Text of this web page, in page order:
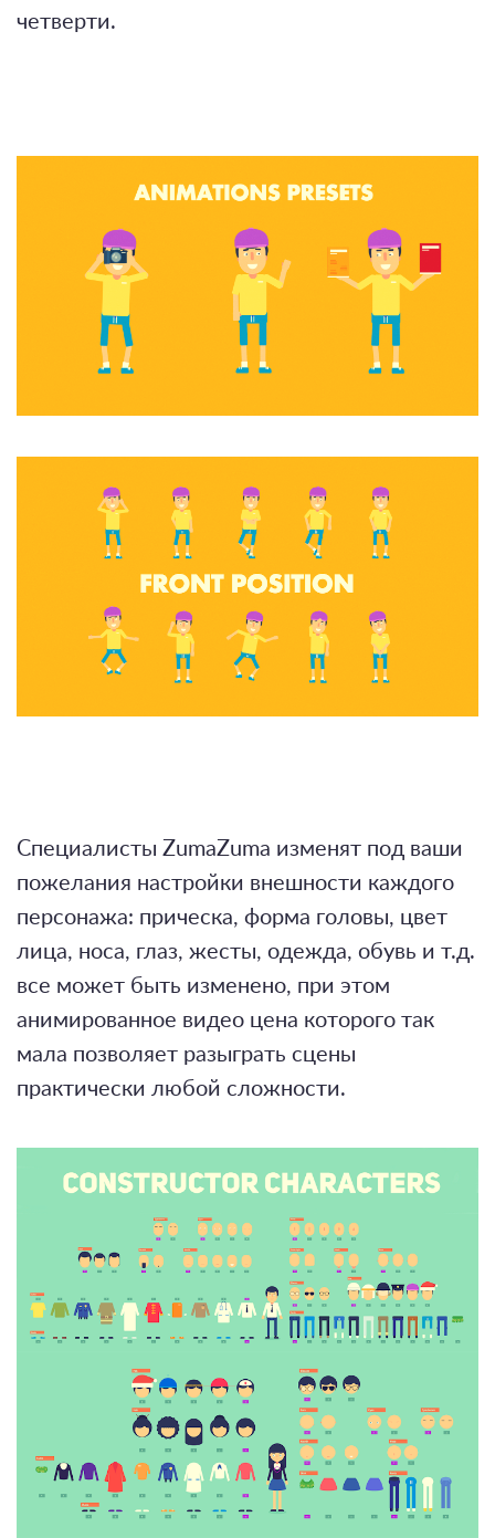
четверти.
Специалисты ZumaZuma изменят под ваши
пожелания настройки внешности каждого
персонажа: прическа, форма головы, цвет
лица, носа, глаз, жесты, одежда, обувь и т.д.
все может быть изменено, при этом
анимированное видео цена которого так
мала позволяет разыграть сцены
практически любой сложности.